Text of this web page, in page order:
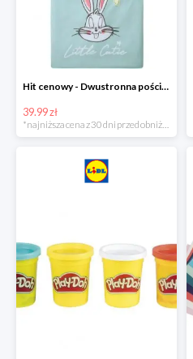
Hit cenowy - Dwustronna pościel z bawełny
39.99 zł
*najniższa cena z 30 dni przed obniżką